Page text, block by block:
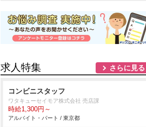
求人特集 さらに見る
コンビニスタッフ
ワタキューセイモア株式会社 売店課
時給1,300円～
アルバイト・パート / 東京都